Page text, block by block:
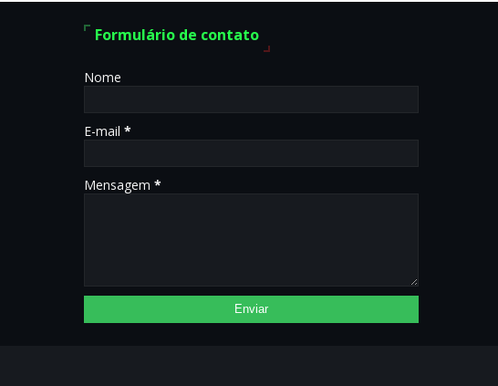
Formulário de contato
Nome
E-mail *
Mensagem *